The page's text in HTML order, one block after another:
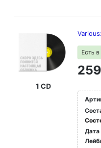
1 CD
Есть
Дата